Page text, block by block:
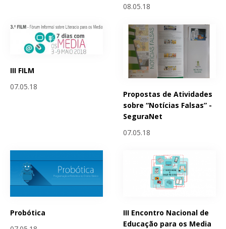
08.05.18
III FILM
07.05.18
Propostas de Atividades
sobre “Notícias Falsas” -
SeguraNet
07.05.18
Probótica
III Encontro Nacional de
Educação para os Media